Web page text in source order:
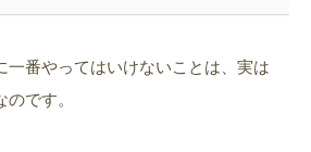
一番やってはいけないことは、実は
のです。